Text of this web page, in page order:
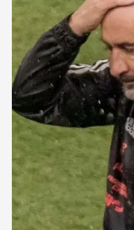
HISTÓRICO
FIM
LINHA
PARA
VÍTOR
PEREIRA